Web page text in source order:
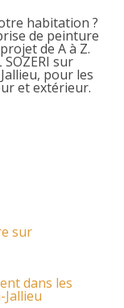
habitation ?
de peinture
de A à Z.
sur
pour les
et extérieur.
sur
dans les